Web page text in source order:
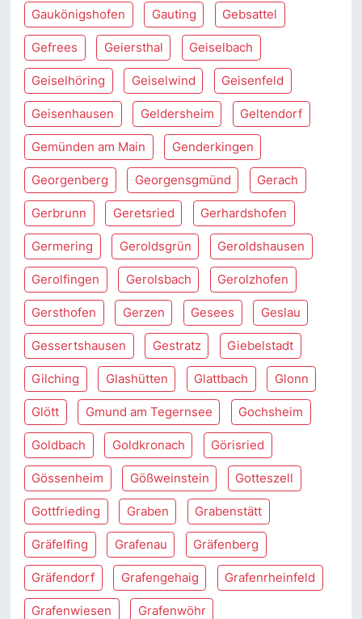
Gaukönigshofen Gauting Gebsattel
Gefrees Geiersthal Geiselbach
Geiselhöring Geiselwind Geisenfeld
Geisenhausen Geldersheim Geltendorf
Gemünden am Main Genderkingen
Georgenberg Georgensgmünd Gerach
Gerbrunn Geretsried Gerhardshofen
Germering Geroldsgrün Geroldshausen
Gerolfingen Gerolsbach Gerolzhofen
Gersthofen Gerzen Gesees Geslau
Gessertshausen Gestratz Giebelstadt
Gilching Glashütten Glattbach Glonn
Glött Gmund am Tegernsee Gochsheim
Goldbach Goldkronach Görisried
Gössenheim Gößweinstein Gotteszell
Gottfrieding Graben Grabenstätt
Gräfelfing Grafenau Gräfenberg
Gräfendorf Grafengehaig Grafenrheinfeld
Grafenwiesen Grafenwöhr